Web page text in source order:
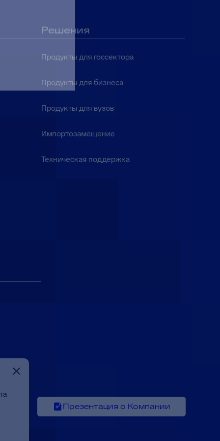
Решения
Продукты для госсектора
Продукты для бизнеса
Продукты для вузов
Импортозамещение
Техническая поддержка
Презентация о Компании